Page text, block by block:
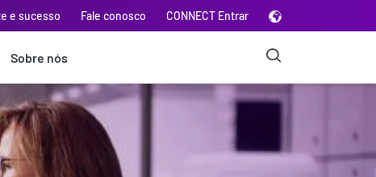
e sucesso Fale conosco CONNECT Entrar
Sobre nós